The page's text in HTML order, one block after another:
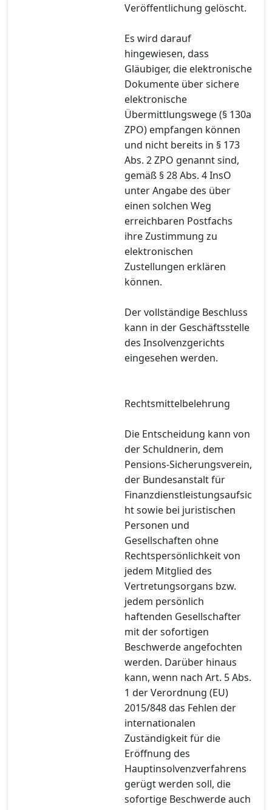
Veröffentlichung gelöscht.
Es wird darauf
hingewiesen, dass
Gläubiger, die elektronische
Dokumente über sichere
elektronische
Übermittlungswege (§ 130a
ZPO) empfangen können
und nicht bereits in § 173
Abs. 2 ZPO genannt sind,
gemäß § 28 Abs. 4 InsO
unter Angabe des über
einen solchen Weg
erreichbaren Postfachs
ihre Zustimmung zu
elektronischen
Zustellungen erklären
können.
Der vollständige Beschluss
kann in der Geschäftsstelle
des Insolvenzgerichts
eingesehen werden.
Rechtsmittelbelehrung
Die Entscheidung kann von
der Schuldnerin, dem
Pensions-Sicherungsverein,
der Bundesanstalt für
Finanzdienstleistungsaufsic
ht sowie bei juristischen
Personen und
Gesellschaften ohne
Rechtspersönlichkeit von
jedem Mitglied des
Vertretungsorgans bzw.
jedem persönlich
haftenden Gesellschafter
mit der sofortigen
Beschwerde angefochten
werden. Darüber hinaus
kann, wenn nach Art. 5 Abs.
1 der Verordnung (EU)
2015/848 das Fehlen der
internationalen
Zuständigkeit für die
Eröffnung des
Hauptinsolvenzverfahrens
gerügt werden soll, die
sofortige Beschwerde auch